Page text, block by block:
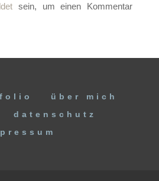
sein, um einen Kommentar
über mich
datenschutz